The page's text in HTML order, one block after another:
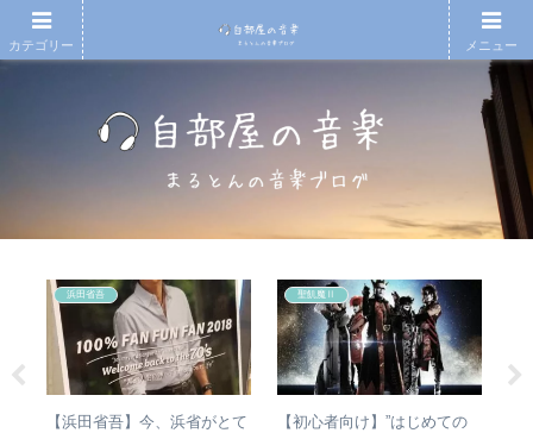
浜田省吾
【浜田省吾】今、浜省がとて
聖飢魔Ⅱ
【初心者向け】”はじめての
カテゴリー メニュー